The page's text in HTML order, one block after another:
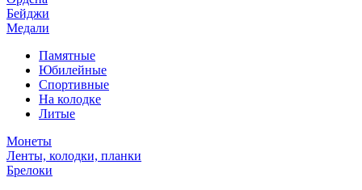
Бейджи
Медали
Памятные
Юбилейные
Спортивные
На колодке
Литые
Монеты
Ленты, колодки, планки
Брелоки